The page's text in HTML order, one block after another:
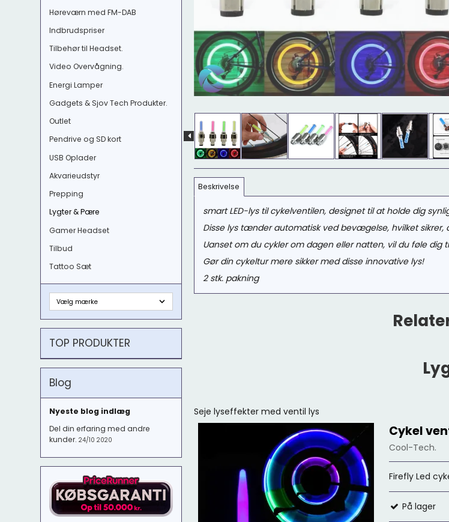
Høreværn med FM-DAB
Indbrudspriser
Tilbehør til Headset.
Video Overvågning.
Energi Lamper
Gadgets & Sjov Tech Produkter.
Outlet
Pendrive og SD kort
USB Oplader
Akvarieudstyr
Prepping
Lygter & Pære
Gamer Headset
Tilbud
Tattoo Sæt
TOP PRODUKTER
Blog
Nyeste blog indlæg
Del din erfaring med andre
kunder. 24/10 2020
Beskrivelse
smart LED-lys til cykelventilen, designet til at holde dig
Disse lys tænder automatisk ved bevægelse, hvilket
Uanset om du cykler om dagen eller natten, vil du føle dig
Gør din cykeltur mere sikker med disse innovative lys!
2 stk. pakning
Seje lyseffekter med ventil lys
Cykel
Cool-Tech.
Firefly Led
På lager